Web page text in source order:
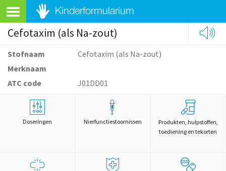
Cefotaxim (als Na-zout)
Stofnaam
Cefotaxim (als Na-zout)
Merknaam
ATC code
J01DD01
Doseringen Nierfunctiestoornissen
Produkten, hulpstoffen,
toediening en tekorten